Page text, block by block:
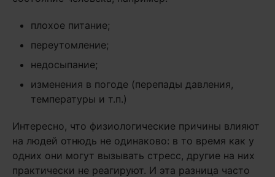
плохое питание;
переутомление;
недосыпание;
изменения в погоде (перепады давления,
температуры и т.п.)
Интересно, что физиологические причины влияют
на людей отнюдь не одинаково: в то время как у
одних они могут вызывать стресс, другие на них
практически не реагируют. И эта разница часто